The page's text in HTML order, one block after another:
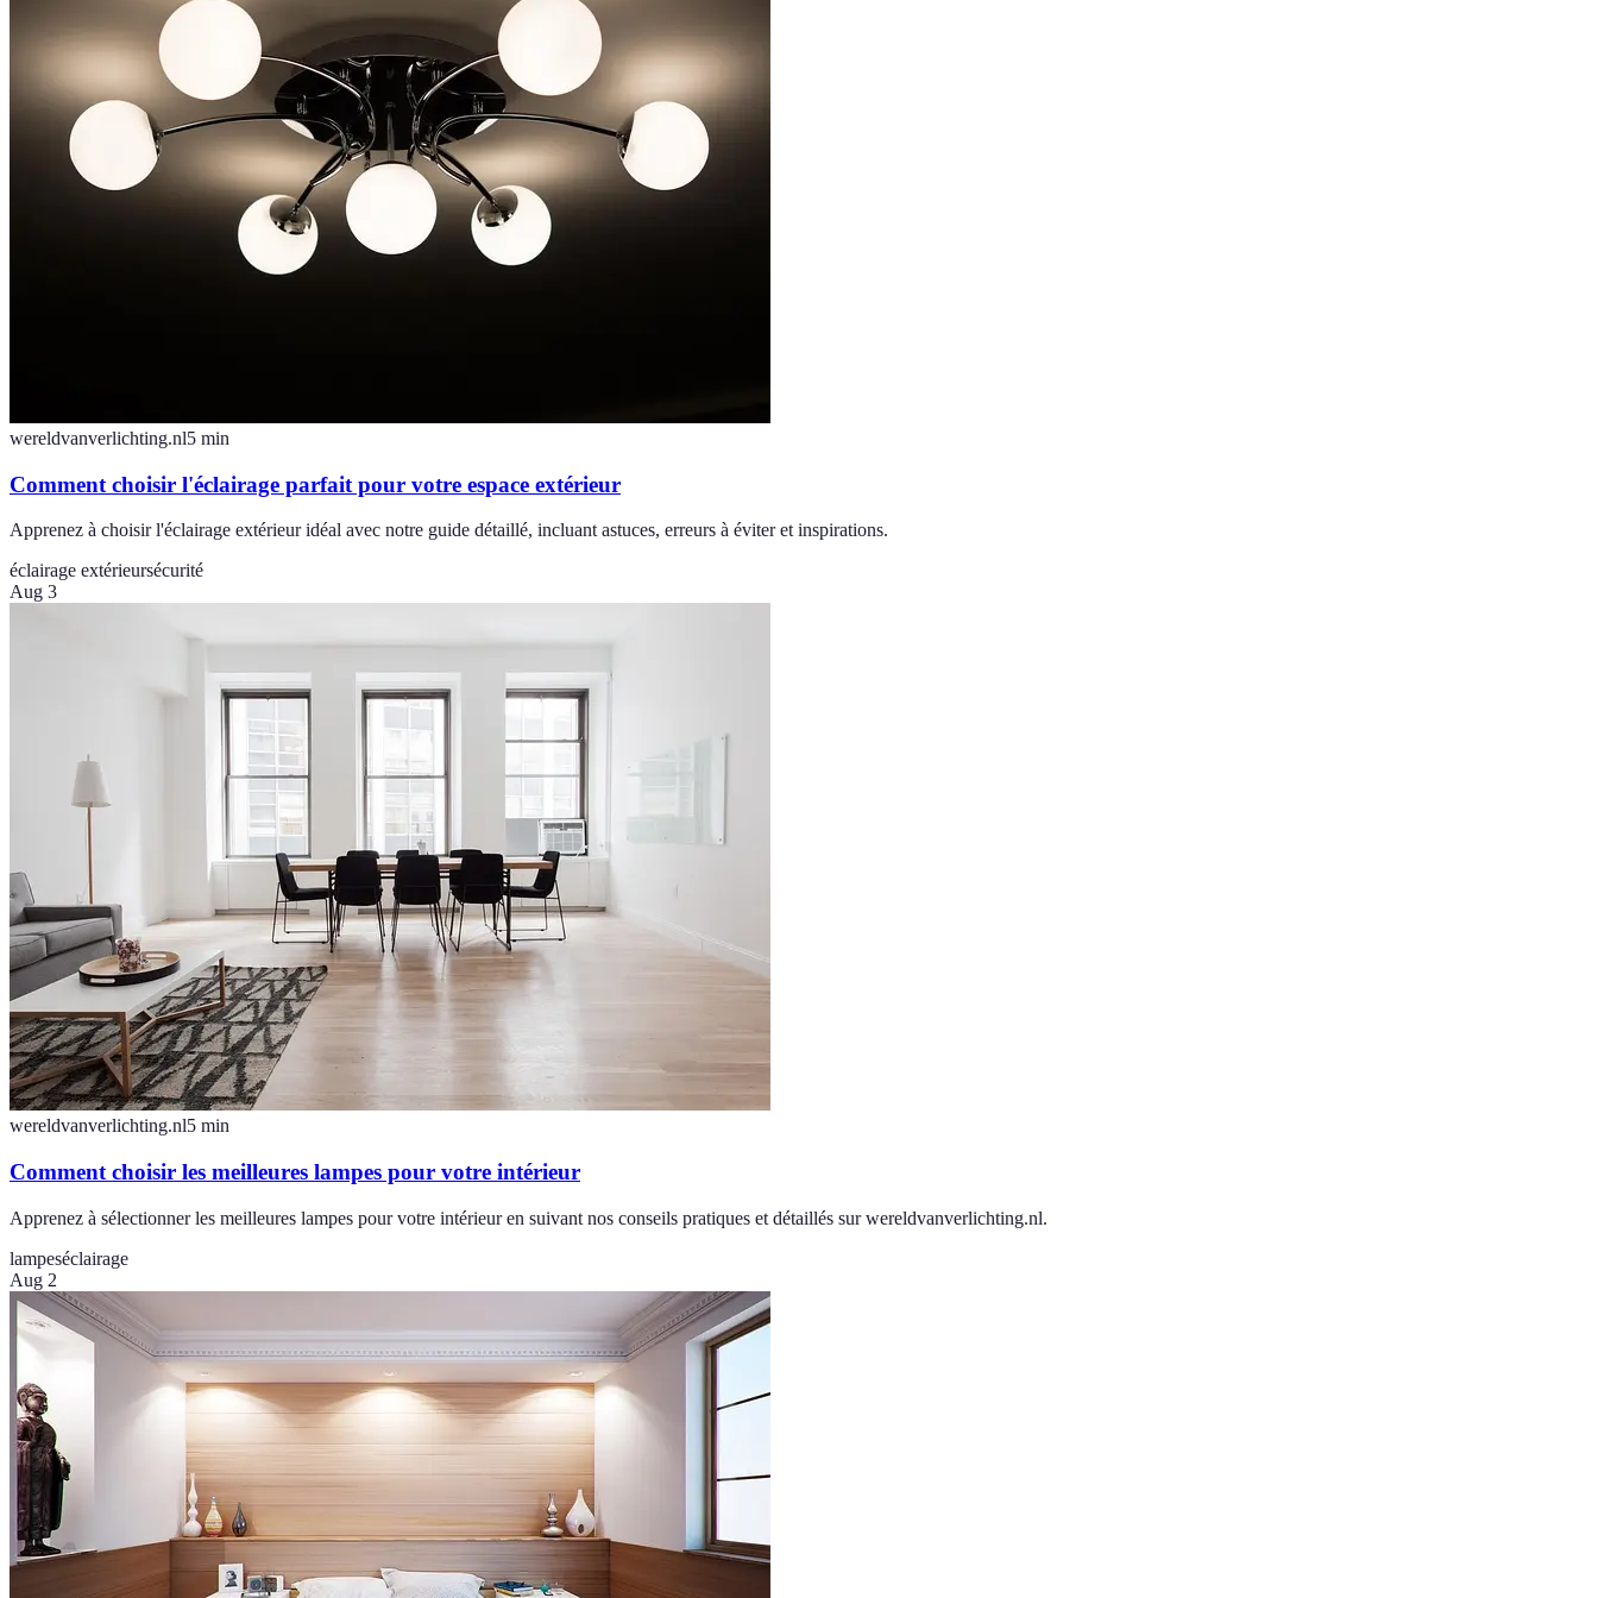
wereldvanverlichting.nl5 min
Comment choisir l'éclairage parfait pour votre espace extérieur
Apprenez à choisir l'éclairage extérieur idéal avec notre guide détaillé, incluant astuces, erreurs à éviter et inspirations.
éclairage extérieursécurité
Aug 3
wereldvanverlichting.nl5 min
Comment choisir les meilleures lampes pour votre intérieur
Apprenez à sélectionner les meilleures lampes pour votre intérieur en suivant nos conseils pratiques et détaillés sur wereldvanverlichting.nl.
lampeséclairage
Aug 2